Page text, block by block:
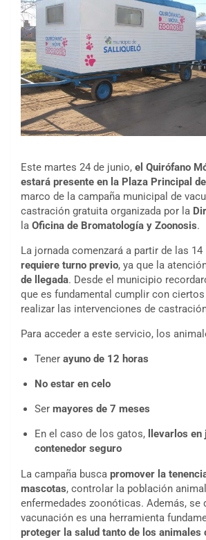
Este martes 24 de junio, el Quirófano
estará presente en la Plaza Principal
marco de la campaña municipal de
castración gratuita organizada por la
la Oficina de Bromatología y Zoonosis.
La jornada comenzará a partir de las 14
requiere turno previo, ya que la
de llegada. Desde el municipio
que es fundamental cumplir con
realizar las intervenciones de
Para acceder a este servicio, los
Tener ayuno de 12 horas
No estar en celo
Ser mayores de 7 meses
En el caso de los gatos,
llevarlos en
contenedor seguro
La campaña busca promover la
mascotas, controlar la población
enfermedades zoonóticas. Además, se
vacunación es una herramienta
proteger la salud tanto de los animales